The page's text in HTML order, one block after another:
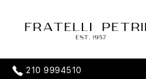
210 9994510